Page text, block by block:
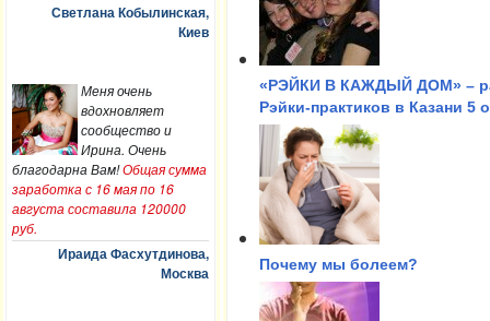
Светлана Кобылинская,
Киев
Меня очень
вдохновляет
сообщество и
Ирина. Очень
благодарна Вам!Общая сумма
заработка с 16 мая по 16
августа составила 120000
руб.
Ираида Фасхутдинова,
Москва
«РЭЙКИ В КАЖДЫЙ ДОМ» –
Рэйки-практиков в Казани 5
Почему мы болеем?